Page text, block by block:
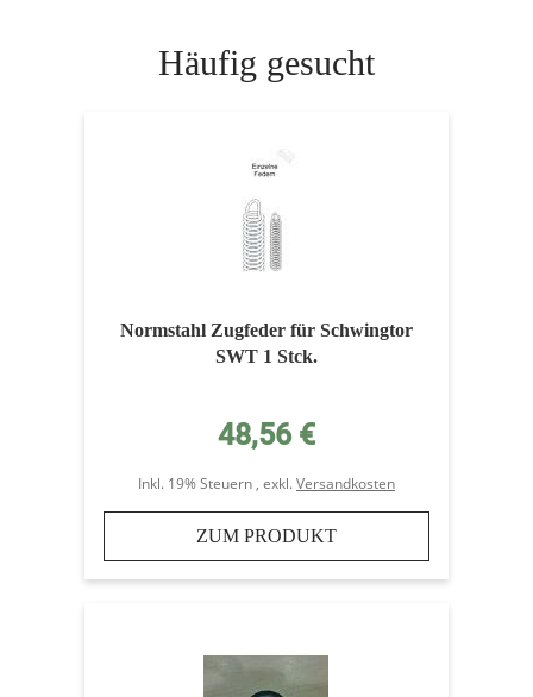
Häufig gesucht
Normstahl Zugfeder für Schwingtor
SWT 1 Stck.
48,56 €
Inkl. 19% Steuern , exkl.Versandkosten
ZUM PRODUKT